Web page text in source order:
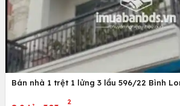
Bán nhà 1 trệt 1 lửng 3 lầu 596/22 Bình
2